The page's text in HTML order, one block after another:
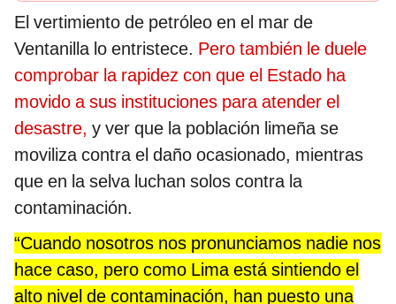
El vertimiento de petróleo en el mar de
Ventanilla lo entristece. Pero también le duele
comprobar la rapidez con que el Estado ha
movido a sus instituciones para atender el
desastre, y ver que la población limeña se
moviliza contra el daño ocasionado, mientras
que en la selva luchan solos contra la
contaminación.
“Cuando nosotros nos pronunciamos nadie nos
hace caso, pero como Lima está sintiendo el
alto nivel de contaminación, han puesto una